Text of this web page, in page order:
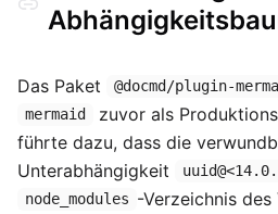
Das Paket @docmd/plugin-
mermaid zuvor als
führte dazu, dass die
Unterabhängigkeit
node_modules -Verzeichnis